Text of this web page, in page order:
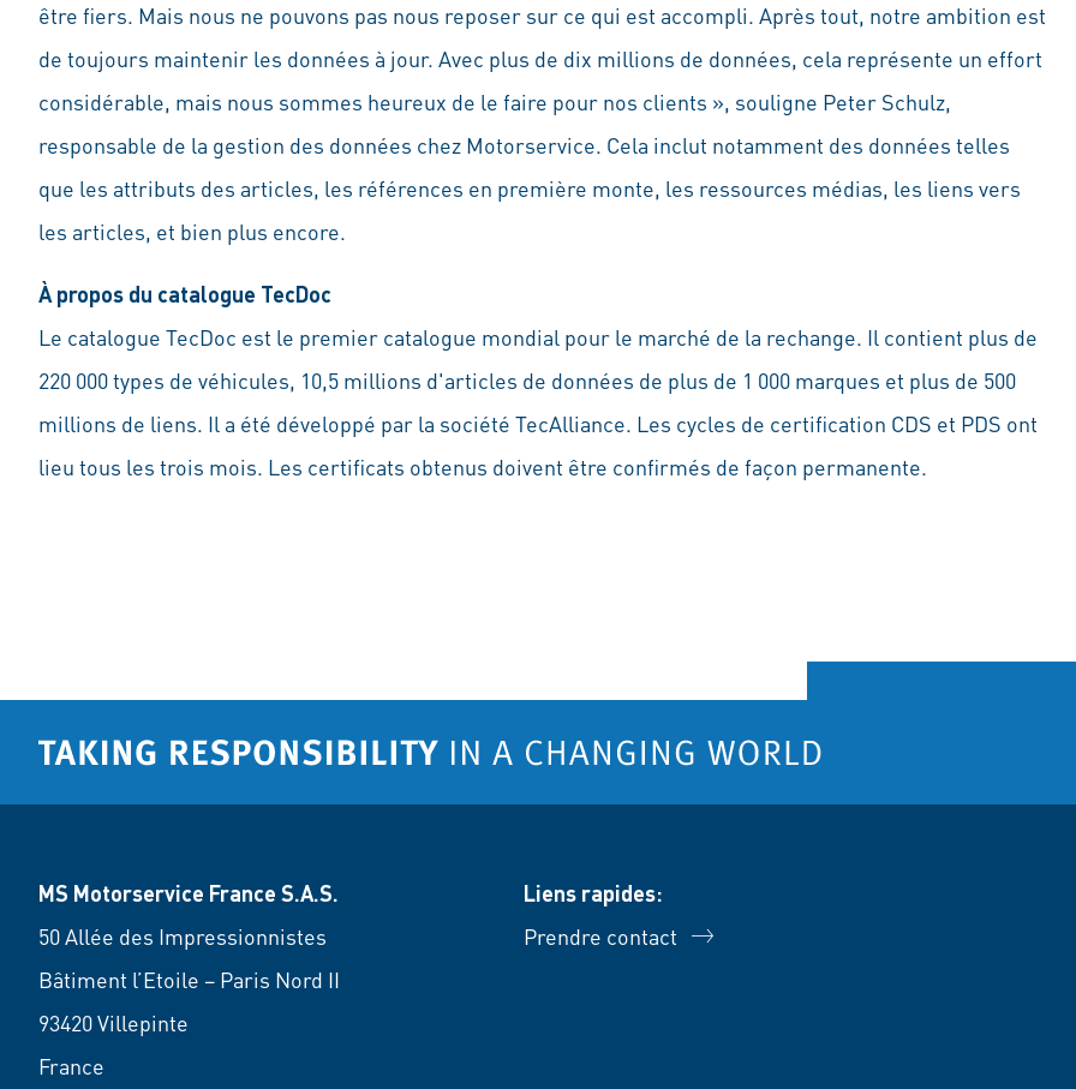
être fiers. Mais nous ne pouvons pas nous reposer sur ce qui est accompli. Après tout, notre ambition est
de toujours maintenir les données à jour. Avec plus de dix millions de données, cela représente un effort
considérable, mais nous sommes heureux de le faire pour nos clients », souligne Peter Schulz,
responsable de la gestion des données chez Motorservice. Cela inclut notamment des données telles
que les attributs des articles, les références en première monte, les ressources médias, les liens vers
les articles, et bien plus encore.
À propos du catalogue TecDoc
Le catalogue TecDoc est le premier catalogue mondial pour le marché de la rechange. Il contient plus de
220 000 types de véhicules, 10,5 millions d'articles de données de plus de 1 000 marques et plus de 500
millions de liens. Il a été développé par la société TecAlliance. Les cycles de certification CDS et PDS ont
lieu tous les trois mois. Les certificats obtenus doivent être confirmés de façon permanente.
MS Motorservice France S.A.S.
50 Allée des Impressionnistes
Bâtiment l’Etoile – Paris Nord II
93420 Villepinte
France
Liens rapides:
Prendre contact